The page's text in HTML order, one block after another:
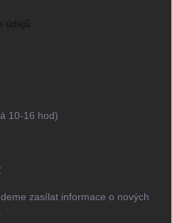
údajů
10-16 hod)
zasílat informace o nových